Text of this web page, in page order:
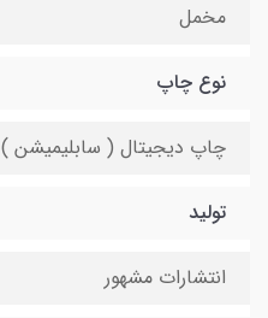
مخمل
نوع چاپ
چاپ دیجیتال ( سابلیمیشن )
تولید
انتشارات مشهور